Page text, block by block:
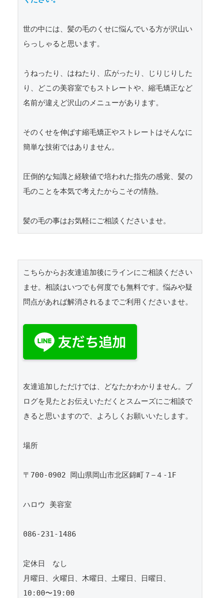
世の中には、髪の毛のくせに悩んでいる方が沢山い
らっしゃると思います。
うねったり、はねたり、広がったり、じりじりした
り、どこの美容室でもストレートや、縮毛矯正など
名前が違えど沢山のメニューがあります。
そのくせを伸ばす縮毛矯正やストレートはそんなに
簡単な技術ではありません。
圧倒的な知識と経験値で培われた指先の感覚、髪の
毛のことを本気で考えたからこその情熱。
髪の毛の事はお気軽にご相談くださいませ。
こちらからお友達追加後にラインにご相談ください
ませ。相談はいつでも何度でも無料です。悩みや疑
問点があれば解消されるまでご利用くださいませ。
友達追加しただけでは、どなたかわかりません。ブ
ログを見たとお伝えいただくとスムーズにご相談で
きると思いますので、よろしくお願いいたします。
場所
〒700-0902 岡山県岡山市北区錦町７−４-1F
ハロウ 美容室
086-231-1486
定休日　なし
月曜日、火曜日、木曜日、土曜日、日曜日、
10:00〜19:00